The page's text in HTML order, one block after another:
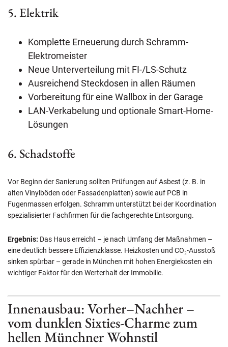
5. Elektrik
Komplette Erneuerung durch Schramm-
Elektromeister
Neue Unterverteilung mit FI-/LS-Schutz
Ausreichend Steckdosen in allen Räumen
Vorbereitung für eine Wallbox in der Garage
LAN-Verkabelung und optionale Smart-Home-
Lösungen
6. Schadstoffe
Vor Beginn der Sanierung sollten Prüfungen auf Asbest (z. B. in
alten Vinylböden oder Fassadenplatten) sowie auf PCB in
Fugenmassen erfolgen. Schramm unterstützt bei der Koordination
spezialisierter Fachfirmen für die fachgerechte Entsorgung.
Ergebnis: Das Haus erreicht – je nach Umfang der Maßnahmen –
eine deutlich bessere Effizienzklasse. Heizkosten und CO₂-Ausstoß
sinken spürbar – gerade in München mit hohen Energiekosten ein
wichtiger Faktor für den Werterhalt der Immobilie.
Innenausbau: Vorher–Nachher –
vom dunklen Sixties-Charme zum
hellen Münchner Wohnstil